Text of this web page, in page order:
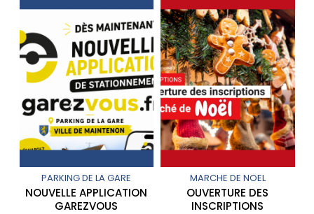
PARKING DE LA GARE
NOUVELLE APPLICATION
GAREZVOUS
MARCHE DE NOEL
OUVERTURE DES
INSCRIPTIONS